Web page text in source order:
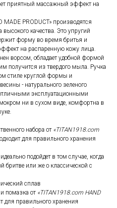
приятный массажный эффект на
PRODUCT» производятся
качества. Это упругий
форму во время бритья и
на распаренную кожу лица.
ворсом, обладает удобной формой
получится из твердого мыла. Ручка
стиле круглой формы и
- натурального зеленого
эксплуатационными
ни в сухом виде, комфортна в
набора от «TITAN1918.com
для правильного хранения
подойдет в том случае, когда
бритве или же о классической с
сплав
и помазка от «TITAN1918.com HAND
для правильного хранения